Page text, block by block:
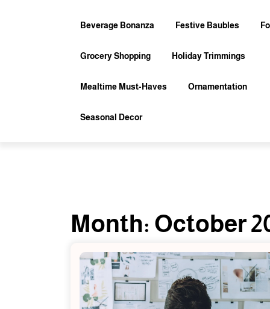
Beverage Bonanza Festive Baubles
Grocery Shopping Holiday Trimmings
Mealtime Must-Haves Ornamentation
Seasonal Decor
Month: October